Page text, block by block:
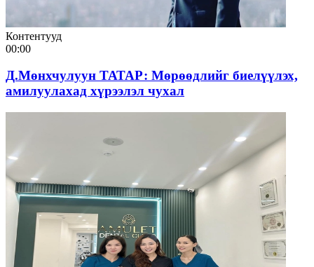
Контентууд
00:00
Д.Мөнхчулуун ТАТАР: Мөрөөдлийг биелүүлэх,
амилуулахад хүрээлэл чухал